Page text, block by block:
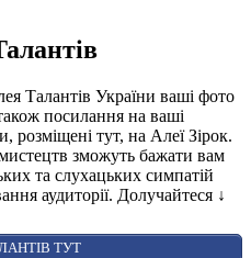
AWARD
Талантів України ваші фото
посилання на ваші
розміщені тут, на Алеї Зірок.
мистецтв зможуть бажати вам
та слухацьких симпатій
аудиторії. Долучайтеся ↓
ТУТ